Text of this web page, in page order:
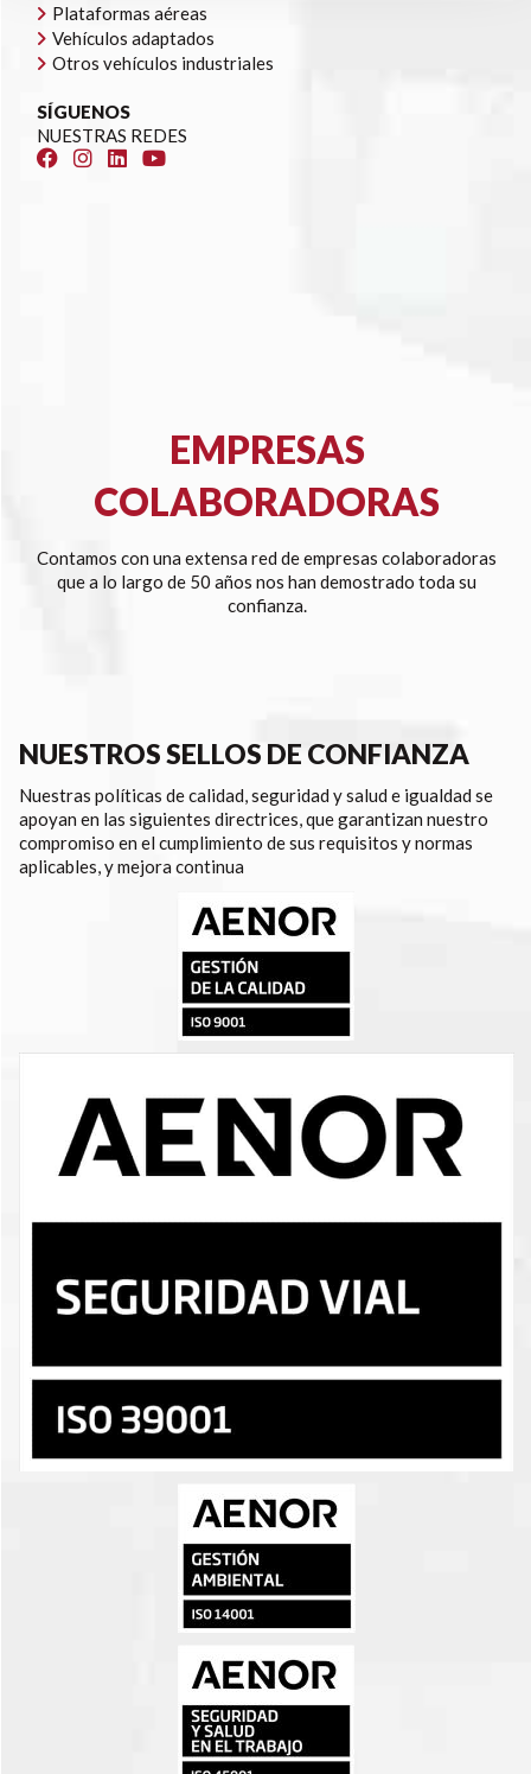
Plataformas aéreas
Vehículos adaptados
Otros vehículos industriales
SÍGUENOS
NUESTRAS REDES
EMPRESAS
COLABORADORAS
Contamos con una extensa red de empresas colaboradoras
que a lo largo de 50 años nos han demostrado toda su
confianza.
NUESTROS SELLOS DE CONFIANZA
Nuestras políticas de calidad, seguridad y salud e igualdad se
apoyan en las siguientes directrices, que garantizan nuestro
compromiso en el cumplimiento de sus requisitos y normas
aplicables, y mejora continua